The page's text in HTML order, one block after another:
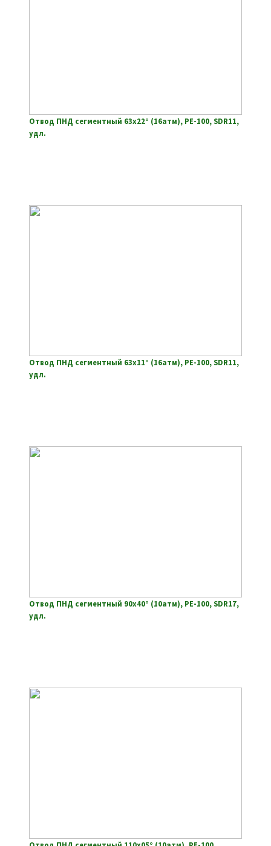
Отвод ПНД сегментный 63х22° (16атм), РЕ-100, SDR11,
удл.
Отвод ПНД сегментный 63х11° (16атм), РЕ-100, SDR11,
удл.
Отвод ПНД сегментный 90х40° (10атм), РЕ-100, SDR17,
удл.